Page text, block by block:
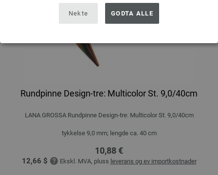
Nekte GODTA ALLE
Rundpinne Design-tre: Multicolor St. 9,0/40cm
LANA GROSSA Rundpinne Design-tre: Multicolor St. 9,0/40cm
tykkelse 9,0 mm; lengde ca. 40 cm
10,88 €
12,66 $ Ekskl. MVA, pluss leverans og ev importkostnader